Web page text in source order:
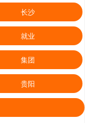
长沙
就业
集团
贵阳